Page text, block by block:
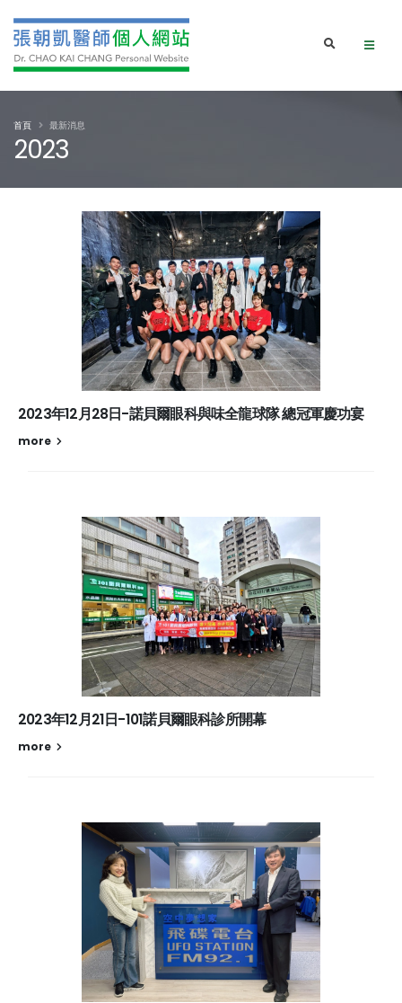
2023
首頁 最新消息
2023年12月28日-諾貝爾眼科與味全龍球隊 總冠軍慶功宴
more
2023年12月21日-101諾貝爾眼科診所開幕
more